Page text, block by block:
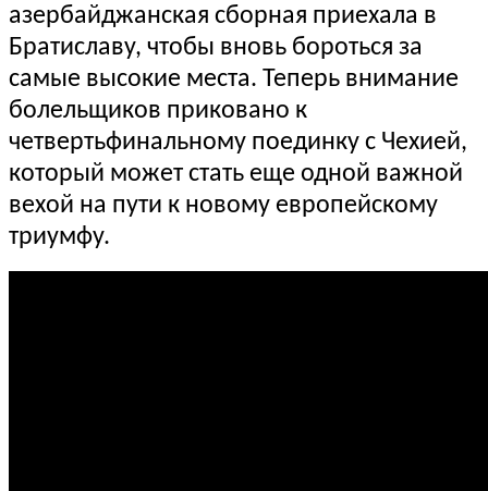
азербайджанская сборная приехала в
Братиславу, чтобы вновь бороться за
самые высокие места. Теперь внимание
болельщиков приковано к
четвертьфинальному поединку с Чехией,
который может стать еще одной важной
вехой на пути к новому европейскому
триумфу.